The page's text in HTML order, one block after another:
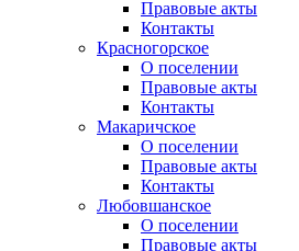
Правовые акты
Контакты
Красногорское
О поселении
Правовые акты
Контакты
Макаричское
О поселении
Правовые акты
Контакты
Любовшанское
О поселении
Правовые акты